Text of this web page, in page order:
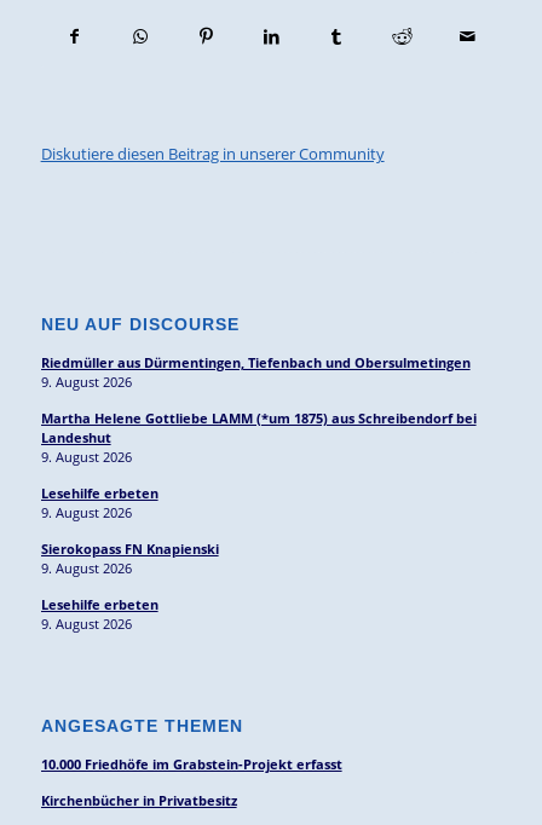
Diskutiere diesen Beitrag in unserer Community
NEU AUF DISCOURSE
Riedmüller aus Dürmentingen, Tiefenbach und Obersulmetingen
9. August 2026
Martha Helene Gottliebe LAMM (*um 1875) aus Schreibendorf bei
Landeshut
9. August 2026
Lesehilfe erbeten
9. August 2026
Sierokopass FN Knapienski
9. August 2026
Lesehilfe erbeten
9. August 2026
ANGESAGTE THEMEN
10.000 Friedhöfe im Grabstein-Projekt erfasst
Kirchenbücher in Privatbesitz